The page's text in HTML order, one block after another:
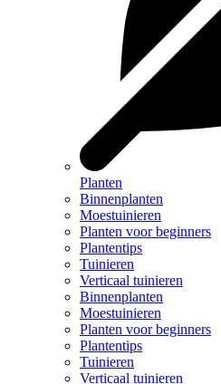
Planten
Binnenplanten
Moestuinieren
Planten voor beginners
Plantentips
Tuinieren
Verticaal tuinieren
Binnenplanten
Moestuinieren
Planten voor beginners
Plantentips
Tuinieren
Verticaal tuinieren